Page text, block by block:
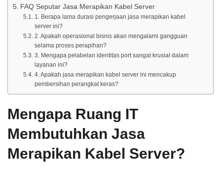
FAQ Seputar Jasa Merapikan Kabel Server
1. Berapa lama durasi pengerjaan jasa merapikan kabel
server ini?
2. Apakah operasional bisnis akan mengalami gangguan
selama proses perapihan?
3. Mengapa pelabelan identitas port sangat krusial dalam
layanan ini?
4. Apakah jasa merapikan kabel server ini mencakup
pembersihan perangkat keras?
Mengapa Ruang IT
Membutuhkan Jasa
Merapikan Kabel Server?